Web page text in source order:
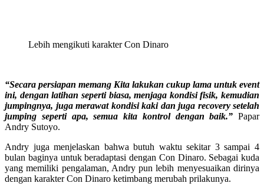
Lebih mengikuti karakter Con Dinaro
“Secara persiapan memang Kita lakukan cukup lama untuk event
ini, dengan latihan seperti biasa, menjaga kondisi fisik, kemudian
jumpingnya, juga merawat kondisi kaki dan juga recovery setelah
jumping seperti apa, semua kita kontrol dengan baik.” Papar
Andry Sutoyo.
Andry juga menjelaskan bahwa butuh waktu sekitar 3 sampai 4
bulan baginya untuk beradaptasi dengan Con Dinaro. Sebagai kuda
yang memiliki pengalaman, Andry pun lebih menyesuaikan dirinya
dengan karakter Con Dinaro ketimbang merubah prilakunya.